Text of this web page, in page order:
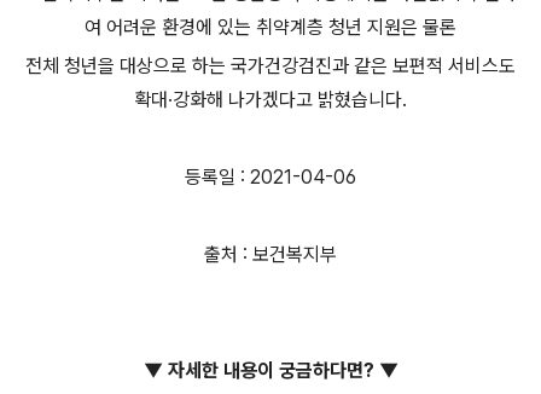
여 어려운 환경에 있는 취약계층 청년 지원은 물론
전체 청년을 대상으로 하는 국가건강검진과 같은 보편적 서비스도
확대·강화해 나가겠다고 밝혔습니다.
등록일 : 2021-04-06
출처 : 보건복지부
▼ 자세한 내용이 궁금하다면? ▼